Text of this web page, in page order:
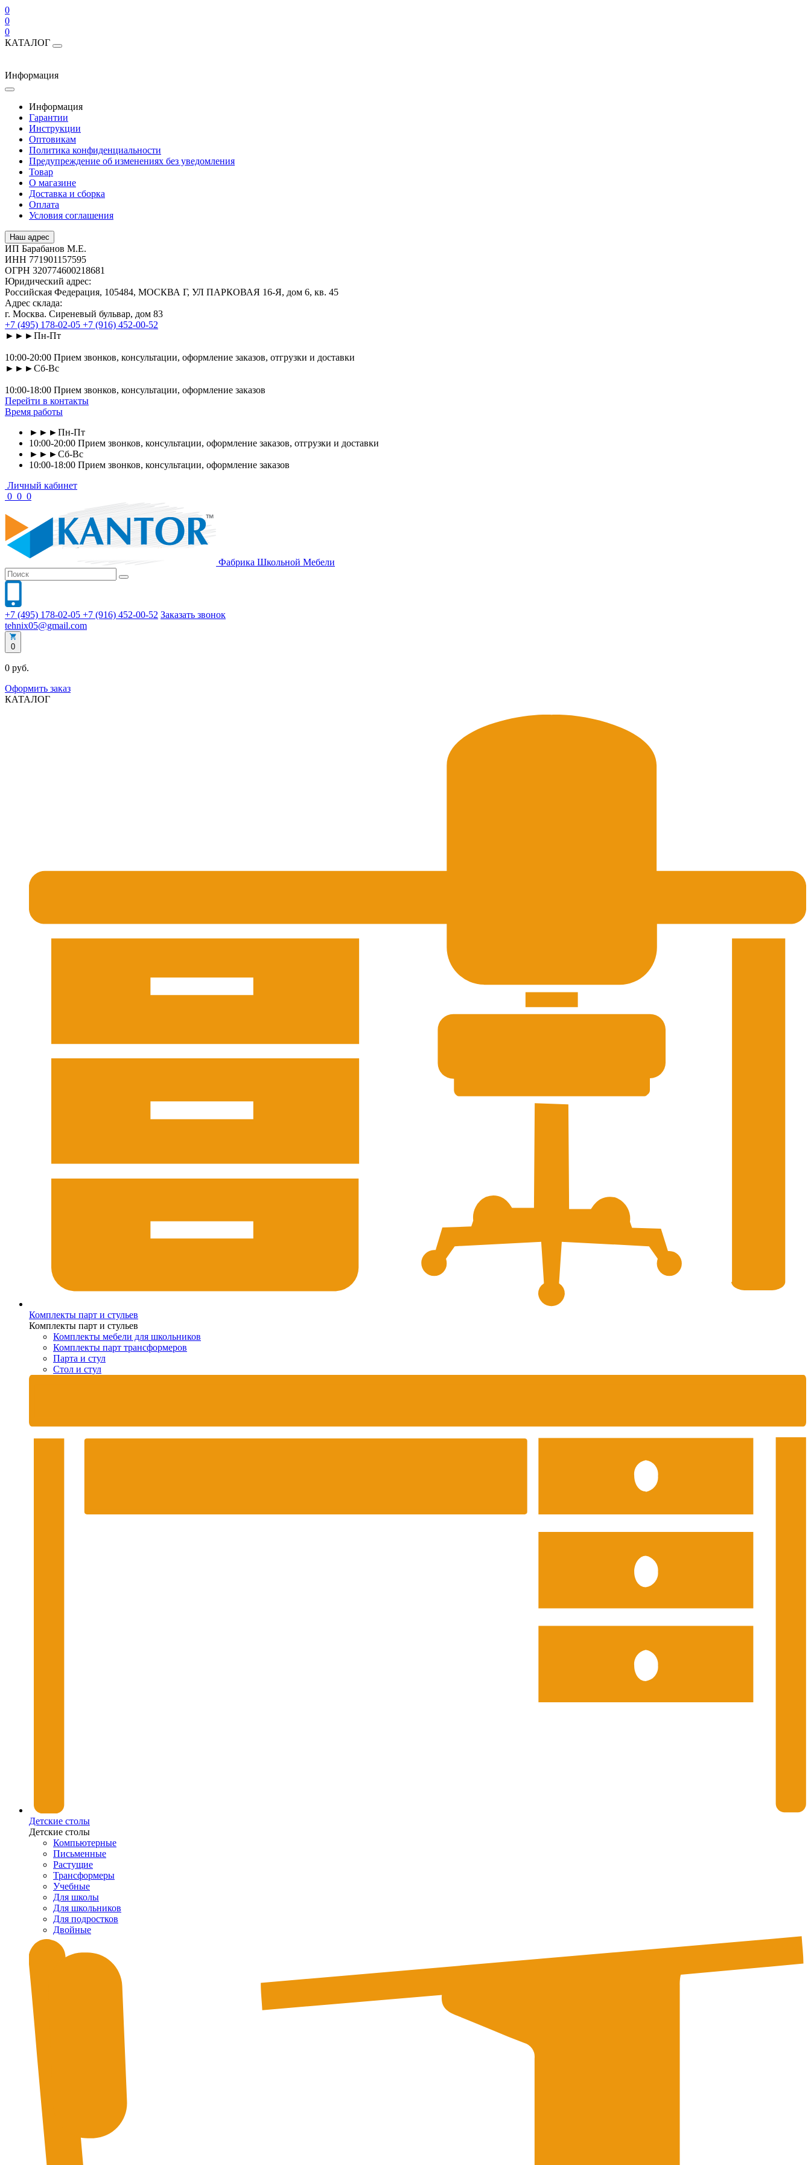
0
0
0
КАТАЛОГ
Информация
Информация
Гарантии
Инструкции
Оптовикам
Политика конфиденциальности
Предупреждение об изменениях без уведомления
Товар
О магазине
Доставка и сборка
Оплата
Условия соглашения
Наш адрес
ИП Барабанов М.Е.
ИНН 771901157595
ОГРН 320774600218681
Юридический адрес:
Российская Федерация, 105484, МОСКВА Г, УЛ ПАРКОВАЯ 16-Я, дом 6, кв. 45
Адрес склада:
г. Москва. Сиреневый бульвар, дом 83
+7 (495) 178-02-05 +7 (916) 452-00-52
►►►Пн-Пт
10:00-20:00 Прием звонков, консультации, оформление заказов, отгрузки и доставки
►►►Сб-Вс
10:00-18:00 Прием звонков, консультации, оформление заказов
Перейти в контакты
Время работы
►►►Пн-Пт
10:00-20:00 Прием звонков, консультации, оформление заказов, отгрузки и доставки
►►►Сб-Вс
10:00-18:00 Прием звонков, консультации, оформление заказов
Личный кабинет
0 0 0
Фабрика Школьной Мебели
+7 (495) 178-02-05 +7 (916) 452-00-52 Заказать звонок
tehnix05@gmail.com
0
0 руб.
Оформить заказ
КАТАЛОГ
Комплекты парт и стульев
Комплекты парт и стульев
Комплекты мебели для школьников
Комплекты парт трансформеров
Парта и стул
Стол и стул
Детские столы
Детские столы
Компьютерные
Письменные
Растущие
Трансформеры
Учебные
Для школы
Для школьников
Для подростков
Двойные